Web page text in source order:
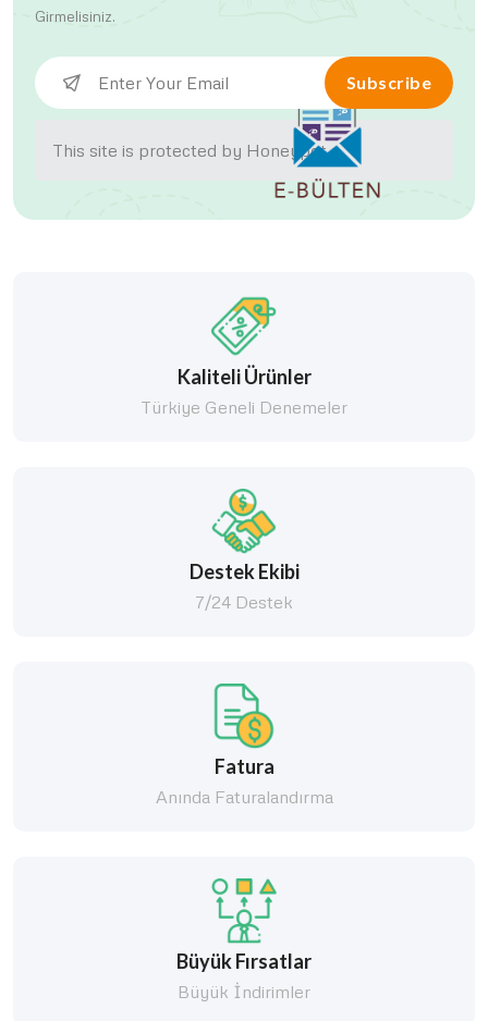
Girmelisiniz.
Subscribe
This site is protected by Honeypot.
Kaliteli Ürünler
Türkiye Geneli Denemeler
Destek Ekibi
7/24 Destek
Fatura
Anında Faturalandırma
Büyük Fırsatlar
Büyük İndirimler